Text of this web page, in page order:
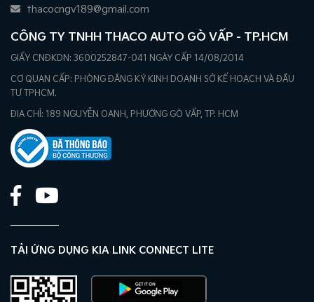
thacocngv189@gmail.com
CÔNG TY TNHH THACO AUTO GÒ VẤP - TP.HCM
GIẤY CNĐKDN: 3600252847-041 NGÀY CẤP 14/08/2014
CƠ QUAN CẤP: PHÒNG ĐĂNG KÝ KINH DOANH SỞ KẾ HOẠCH VÀ ĐẦU
TƯ TPHCM.
ĐỊA CHỈ: 189 NGUYỄN OANH, PHƯỜNG GÒ VẤP, TP. HCM
TẢI ỨNG DỤNG KIA LINK CONNECT LITE